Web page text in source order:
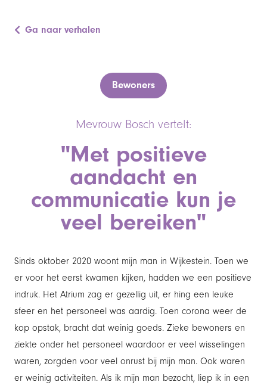
Ga naar verhalen
Bewoners
Mevrouw Bosch vertelt:
"Met positieve
aandacht en
communicatie kun je
veel bereiken"
Sinds oktober 2020 woont mijn man in Wijkestein. Toen we
er voor het eerst kwamen kijken, hadden we een positieve
indruk. Het Atrium zag er gezellig uit, er hing een leuke
sfeer en het personeel was aardig. Toen corona weer de
kop opstak, bracht dat weinig goeds. Zieke bewoners en
ziekte onder het personeel waardoor er veel wisselingen
waren, zorgden voor veel onrust bij mijn man. Ook waren
er weinig activiteiten. Als ik mijn man bezocht, liep ik in een